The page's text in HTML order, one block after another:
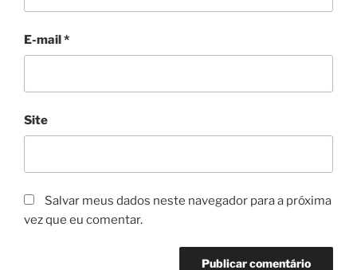
E-mail*
Site
Salvar meus dados neste navegador para a próxima
vez que eu comentar.